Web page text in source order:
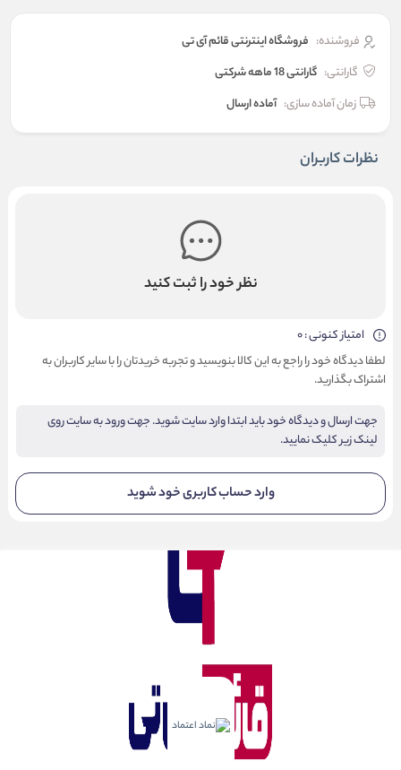
فروشنده: فروشگاه اینترنتی قائم آی تی
گارانتی: گارانتی 18 ماهه شرکتی
زمان آماده سازی: آماده ارسال
نظرات کاربران
نظر خود را ثبت کنید
امتیاز کنونی : 0
لطفا دیدگاه خود را راجع به این کالا بنویسید و تجربه خریدتان را با سایر کاربران به
اشتراک بگذارید.
جهت ارسال و دیدگاه خود باید ابتدا وارد سایت شوید. جهت ورود به سایت روی
لینک زیر کلیک نمایید.
وارد حساب کاربری خود شوید